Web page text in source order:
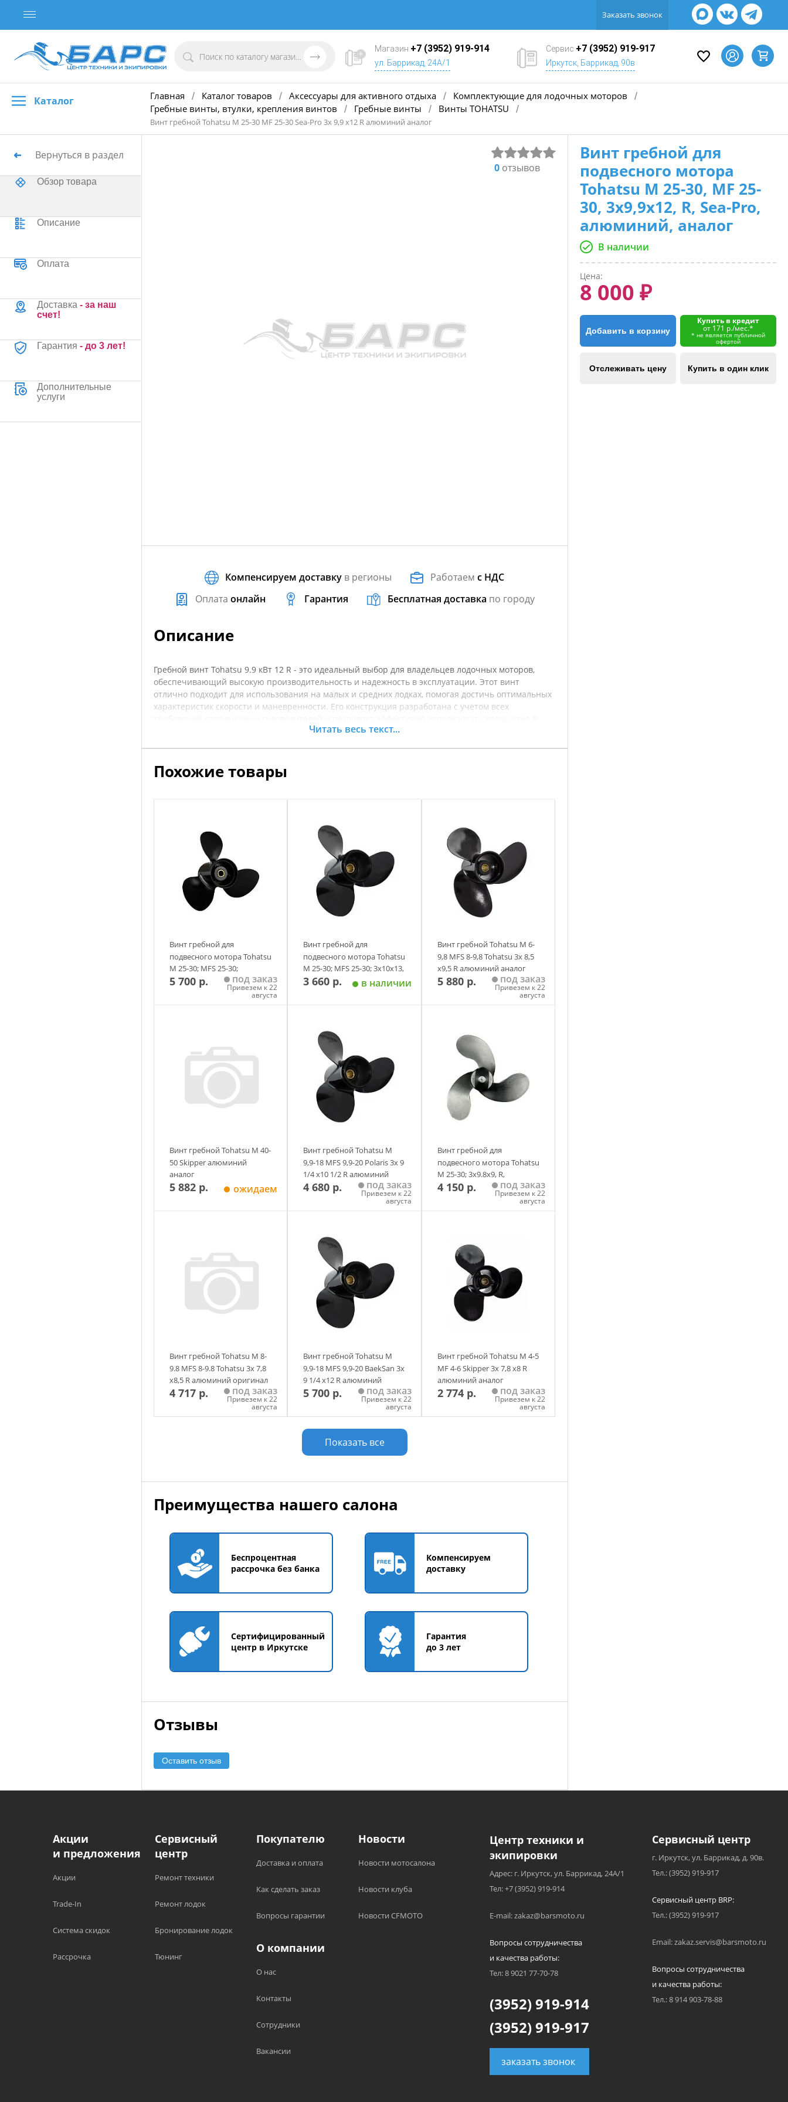
Заказать звонок
Магазин +7 (3952) 919-914
ул. Баррикад, 24А/1
Сервис +7 (3952) 919-917
Иркутск, Баррикад, 90в
Каталог Главная / Каталог товаров / Аксессуары для активного отдыха / Комплектующие для лодочных моторов
/
Гребные винты, втулки, крепления винтов
/ Гребные винты / Винты TOHATSU /
Винт гребной Tohatsu M 25-30 MF 25-30 Sea-Pro 3х 9,9 х12 R алюминий аналог
Вернуться в раздел
Обзор товара
Описание
Оплата
Доставка - за наш
счет!
Гарантия - до 3 лет!
Дополнительные
услуги
0отзывов
Компенсируем доставку в регионы Работаемс НДС
Оплата онлайн Гарантия Бесплатная доставка по городу
Описание
Гребной винт Tohatsu 9.9 кВт 12 R - это идеальный выбор для владельцев лодочных моторов,
обеспечивающий высокую производительность и надежность в эксплуатации. Этот винт
отлично подходит для использования на малых и средних лодках, помогая достичь оптимальных
характеристик скорости и маневренности. Его конструкция разработана с учетом всех
сложных условиях. Изготовленный из качественных материалов, винт устойчив к коррозии и
проверить совместимость с вашим мотором и убедиться, что параметры винта подходят для
ваших нужд. Перед покупкой рекомендуется уточнять характеристики товара.
Читать весь текст...
Похожие товары
Винт гребной для
подвесного мотора Tohatsu
M 25-30; MFS 25-30;
3х9,9х11, R, MR, алюминий,
5 700 р. под заказ
Привезем к 22
августа
Винт гребной для
подвесного мотора Tohatsu
M 25-30; MFS 25-30; 3х10х13,
R, Skipper, алюминий,
3 660 р. в наличии
Винт гребной Tohatsu M 6-
9,8 MFS 8-9,8 Tohatsu 3х 8,5
х9,5 R алюминий аналог
5 880 р. под заказ
Привезем к 22
августа
Винт гребной Tohatsu M 40-
50 Skipper алюминий
аналог
5 882 р. ожидаем
Винт гребной Tohatsu M
9,9-18 MFS 9,9-20 Polaris 3х 9
1/4 х10 1/2 R алюминий
аналог
4 680 р. под заказ
Привезем к 22
августа
Винт гребной для
подвесного мотора Tohatsu
M 25-30; 3х9.8х9, R,
алюминий, аналог
4 150 р. под заказ
Привезем к 22
августа
Винт гребной Tohatsu M 8-
9.8 MFS 8-9.8 Tohatsu 3х 7,8
х8,5 R алюминий оригинал
4 717 р. под заказ
Привезем к 22
августа
Винт гребной Tohatsu M
9,9-18 MFS 9,9-20 BaekSan 3х
9 1/4 х12 R алюминий
аналог
5 700 р. под заказ
Привезем к 22
августа
Добавить в корзину
Винт гребной Tohatsu M 4-5
MF 4-6 Skipper 3х 7,8 х8 R
алюминий аналог
2 774 р. под заказ
Привезем к 22
августа
Показать все
Преимущества нашего салона
Беспроцентная
рассрочка без банка
Компенсируем
доставку
Сертифицированный
центр в Иркутске
Гарантия
до 3 лет
Отзывы
Оставить отзыв
Винт гребной для
подвесного мотора
Tohatsu M 25-30, MF 25-
30, 3х9,9х12, R, Sea-Pro,
алюминий, аналог
В наличии
Цена:
8 000 ₽
Добавить в корзину
Купить в кредит
от 171 р./мес.*
* не является публичной
офертой
Отслеживать цену Купить в один клик
Акции
и предложения
Акции
Trade-In
Система скидок
Рассрочка
Сервисный
центр
Ремонт техники
Ремонт лодок
Бронирование лодок
Тюнинг
Покупателю
Доставка и оплата
Как сделать заказ
Вопросы гарантии
Новости
Новости мотосалона
Новости клуба
Новости CFMOTO
О компании
О нас
Контакты
Сотрудники
Вакансии
Центр техники и
экипировки
Адрес: г. Иркутск, ул. Баррикад, 24А/1
Тел: +7 (3952) 919-914
E-mail: zakaz@barsmoto.ru
Вопросы сотрудничества
и качества работы:
Тел: 8 9021 77-70-78
(3952) 919-914
(3952) 919-917
заказать звонок
Сервисный центр
г. Иркутск, ул. Баррикад, д. 90в.
Тел.: (3952) 919-917
Сервисный центр BRP:
Тел.: (3952) 919-917
Email: zakaz.servis@barsmoto.ru
Вопросы сотрудничества
и качества работы:
Тел.: 8 914 903-78-88